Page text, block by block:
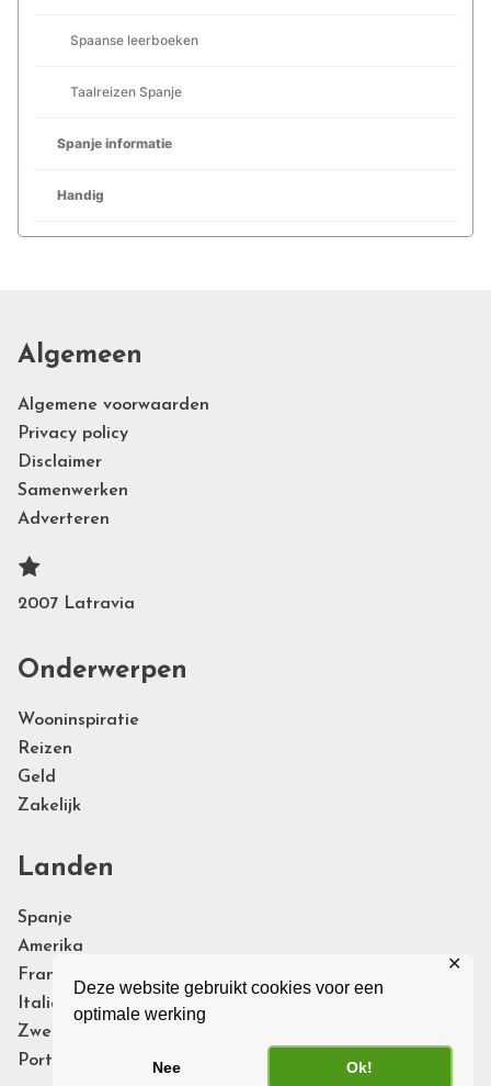
Deze website gebruikt cookies voor een
optimale werking
Nee Ok!
✕
Spaanse leerboeken
Taalreizen Spanje
Spanje informatie
Handig
Algemeen
Algemene voorwaarden
Privacy policy
Disclaimer
Samenwerken
Adverteren
2007 Latravia
Onderwerpen
Wooninspiratie
Reizen
Geld
Zakelijk
Landen
Spanje
Amerika
Frankrijk
Italie
Zweden
Portugal